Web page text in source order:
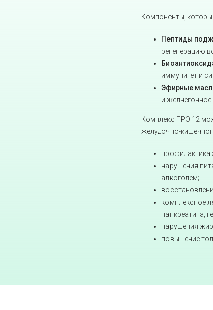
Компоненты,
Пептиды
регенерацию
иммунитет и
Эфирные
и
Комплекс ПРО 12
желудочно-
профилактика
нарушения
алкоголем;
комплексное
панкреатита,
нарушения
повышение